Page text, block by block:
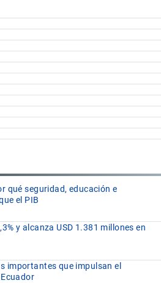
qué seguridad, educación e
el PIB
y alcanza USD 1.381 millones en
importantes que impulsan el